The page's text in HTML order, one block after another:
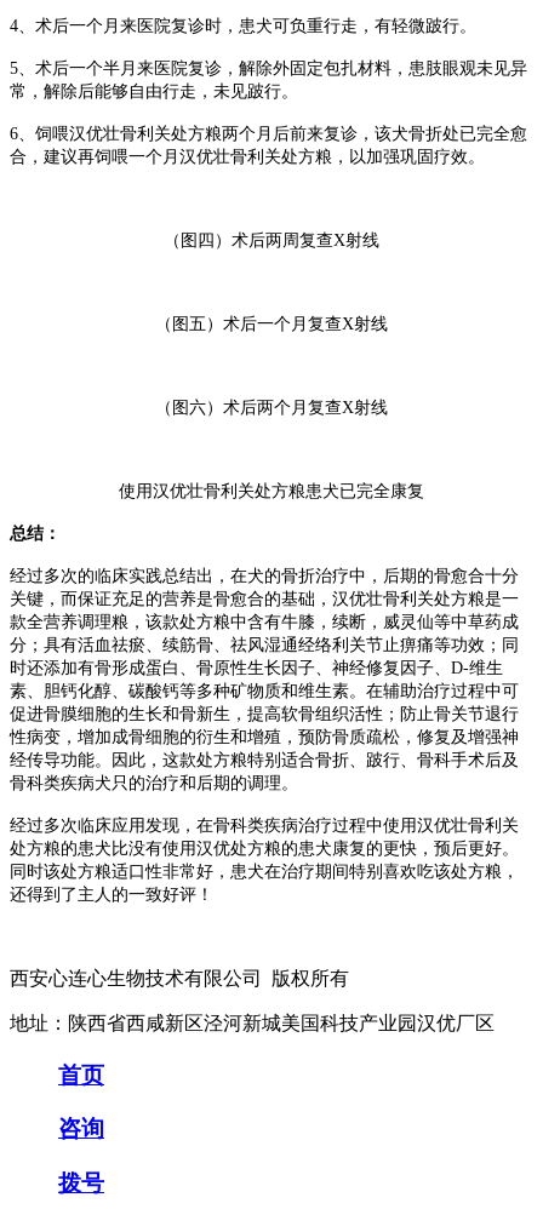
4、术后一个月来医院复诊时，患犬可负重行走，有轻微跛行。
5、术后一个半月来医院复诊，解除外固定包扎材料，患肢眼观未见异
常，解除后能够自由行走，未见跛行。
6、饲喂汉优壮骨利关处方粮两个月后前来复诊，该犬骨折处已完全愈
合，建议再饲喂一个月汉优壮骨利关处方粮，以加强巩固疗效。
（图四）术后两周复查X射线
（图五）术后一个月复查X射线
（图六）术后两个月复查X射线
使用汉优壮骨利关处方粮患犬已完全康复
总结：
经过多次的临床实践总结出，在犬的骨折治疗中，后期的骨愈合十分
关键，而保证充足的营养是骨愈合的基础，汉优壮骨利关处方粮是一
款全营养调理粮，该款处方粮中含有牛膝，续断，威灵仙等中草药成
分；具有活血祛瘀、续筋骨、祛风湿通经络利关节止痹痛等功效；同
时还添加有骨形成蛋白、骨原性生长因子、神经修复因子、D-维生
素、胆钙化醇、碳酸钙等多种矿物质和维生素。在辅助治疗过程中可
促进骨膜细胞的生长和骨新生，提高软骨组织活性；防止骨关节退行
性病变，增加成骨细胞的衍生和增殖，预防骨质疏松，修复及增强神
经传导功能。因此，这款处方粮特别适合骨折、跛行、骨科手术后及
骨科类疾病犬只的治疗和后期的调理。
经过多次临床应用发现，在骨科类疾病治疗过程中使用汉优壮骨利关
处方粮的患犬比没有使用汉优处方粮的患犬康复的更快，预后更好。
同时该处方粮适口性非常好，患犬在治疗期间特别喜欢吃该处方粮，
还得到了主人的一致好评！
西安心连心生物技术有限公司 版权所有
地址：陕西省西咸新区泾河新城美国科技产业园汉优厂区
首页
咨询
拨号